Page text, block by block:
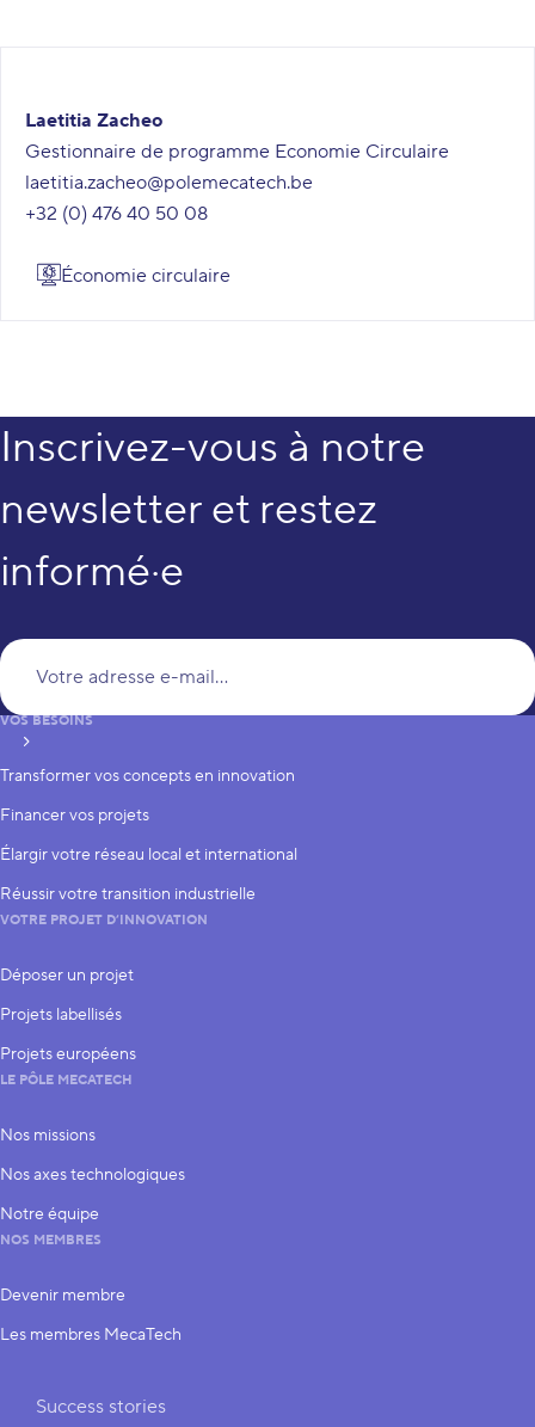
Laetitia Zacheo
Gestionnaire de programme Economie Circulaire
laetitia.zacheo@polemecatech.be
+32 (0) 476 40 50 08
Économie circulaire
Inscrivez-vous à notre
newsletter et restez
informé·e
S’inscrire
VOS BESOINS
Transformer vos concepts en innovation
Financer vos projets
Élargir votre réseau local et international
Réussir votre transition industrielle
VOTRE PROJET D’INNOVATION
Déposer un projet
Projets labellisés
Projets européens
LE PÔLE MECATECH
Nos missions
Nos axes technologiques
Notre équipe
NOS MEMBRES
Devenir membre
Les membres MecaTech
Liens rapides
Success stories